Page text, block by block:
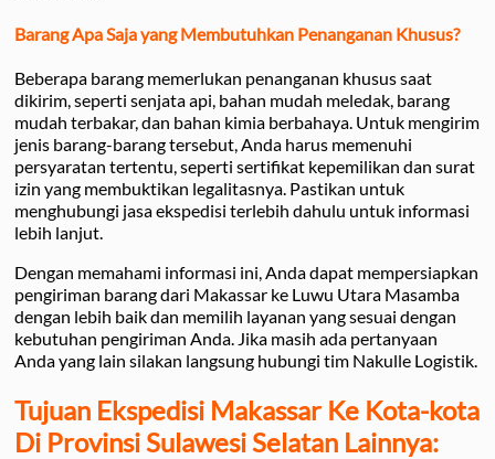
Barang Apa Saja yang Membutuhkan Penanganan Khusus?
Beberapa barang memerlukan penanganan khusus saat
dikirim, seperti senjata api, bahan mudah meledak, barang
mudah terbakar, dan bahan kimia berbahaya. Untuk mengirim
jenis barang-barang tersebut, Anda harus memenuhi
persyaratan tertentu, seperti sertifikat kepemilikan dan surat
izin yang membuktikan legalitasnya. Pastikan untuk
menghubungi jasa ekspedisi terlebih dahulu untuk informasi
lebih lanjut.
Dengan memahami informasi ini, Anda dapat mempersiapkan
pengiriman barang dari Makassar ke Luwu Utara Masamba
dengan lebih baik dan memilih layanan yang sesuai dengan
kebutuhan pengiriman Anda. Jika masih ada pertanyaan
Anda yang lain silakan langsung hubungi tim Nakulle Logistik.
Tujuan Ekspedisi Makassar Ke Kota-kota
Di Provinsi Sulawesi Selatan Lainnya: